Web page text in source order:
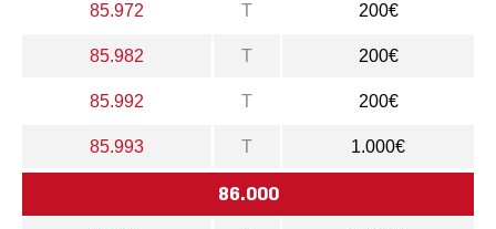
85.972 T 200€
85.982 T 200€
85.992 T 200€
85.993 T 1.000€
86.000